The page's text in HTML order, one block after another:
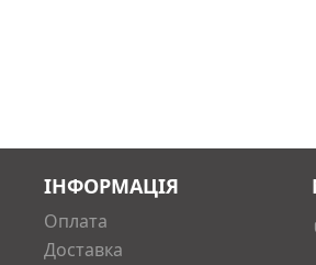
ІНФОРМАЦІЯ
Оплата
Доставка